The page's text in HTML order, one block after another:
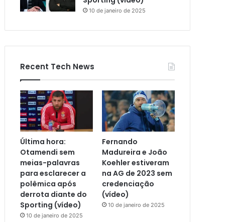
10 de janeiro de 2025
Recent Tech News
Última hora:
Otamendi sem
meias-palavras
para esclarecer a
polêmica após
derrota diante do
Sporting (vídeo)
10 de janeiro de 2025
Fernando
Madureira e João
Koehler estiveram
na AG de 2023 sem
credenciação
(vídeo)
10 de janeiro de 2025